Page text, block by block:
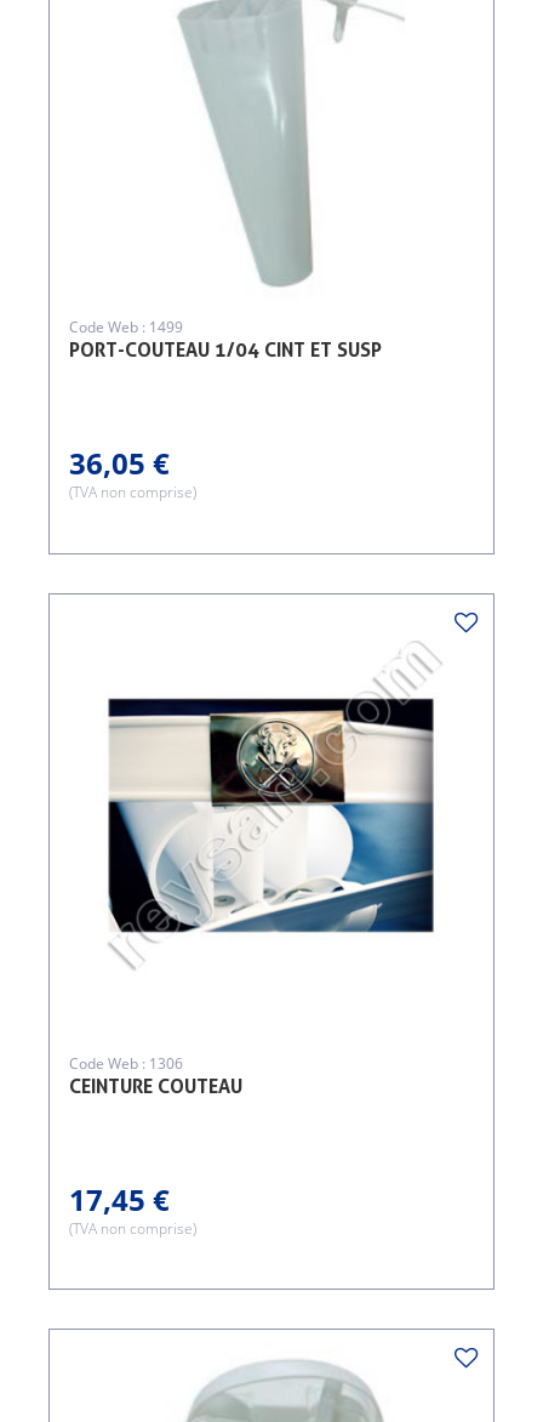
PORT-COUTEAU 1/04 CINT ET SUSP
Code Web : 1499
36,05 €
(TVA non comprise)
CEINTURE COUTEAU
Code Web : 1306
17,45 €
(TVA non comprise)